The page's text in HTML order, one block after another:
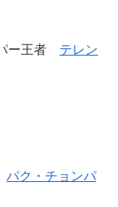
ー王者 テレン
パク・チョンパ